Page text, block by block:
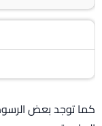
كما توجد بعض